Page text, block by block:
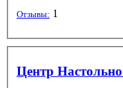
Отзывы: 1
Центр